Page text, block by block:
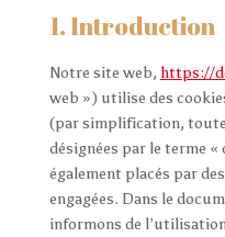
1. Introduction
Notre site web, https://
web ») utilise des
(par simplification,
désignées par le terme
également placés par
engagées. Dans le
informons de